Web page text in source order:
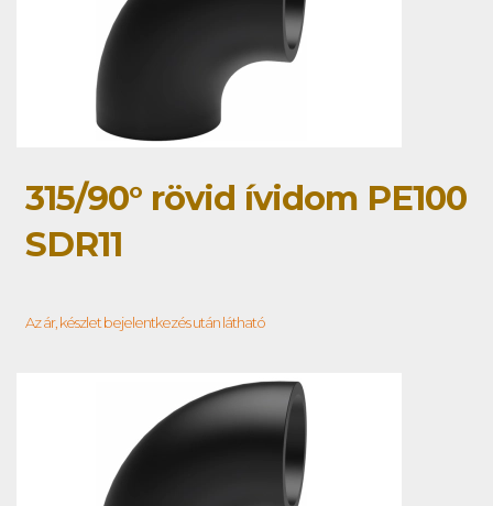
315/90° rövid ívidom PE100
SDR11
Az ár, készlet bejelentkezés után látható